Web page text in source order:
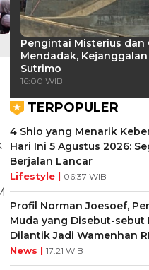
Pengintai Misterius dan
Mendadak,
Sutrimo
16:00 WIB
TERPOPULER
4 Shio yang Menarik
Hari Ini 5 Agustus 2026:
Berjalan Lancar
Lifestyle | 06:37 WIB
Profil Norman Joesoef,
Muda yang Disebut-sebut
Dilantik Jadi Wamenhan RI
News | 17:21 WIB